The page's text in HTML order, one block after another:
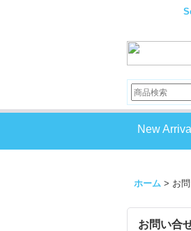
New Arrival
ホーム > お
お問い合